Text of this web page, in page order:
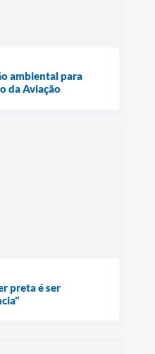
ambiental para
da Aviação
preta é ser